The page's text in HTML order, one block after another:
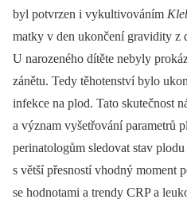
byl potvrzen i vykultivováním
matky v den ukončení gravidity z
U narozeného dítěte nebyly
zánětu. Tedy těhotenství bylo
infekce na plod. Tato skutečnost
a význam vyšetřování parametrů
perinatologům sledovat stav
s větší přesností vhodný moment
se hodnotami a trendy CRP a